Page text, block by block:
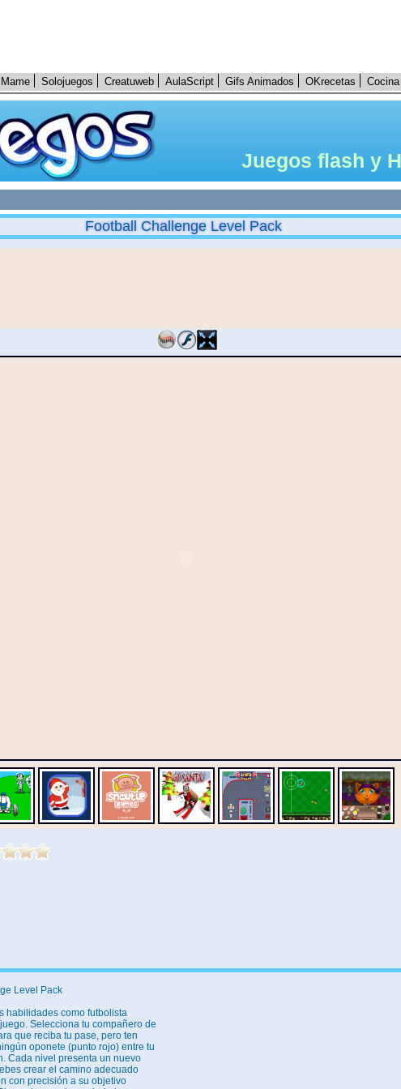
Mame Solojuegos Creatuweb AulaScript Gifs Animados OKrecetas
Juegos flash y
Football Challenge Level Pack
Level Pack
habilidades como futbolista
Selecciona tu compañero de
que reciba tu pase, pero ten
oponete (punto rojo) entre tu
Cada nivel presenta un nuevo
crear el camino adecuado
con precisión a su objetivo